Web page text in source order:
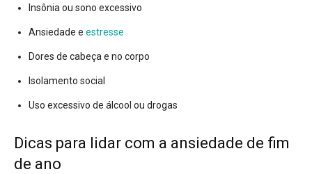
Insônia ou sono excessivo
Ansiedade e estresse
Dores de cabeça e no corpo
Isolamento social
Uso excessivo de álcool ou drogas
Dicas para lidar com a ansiedade de fim
de ano